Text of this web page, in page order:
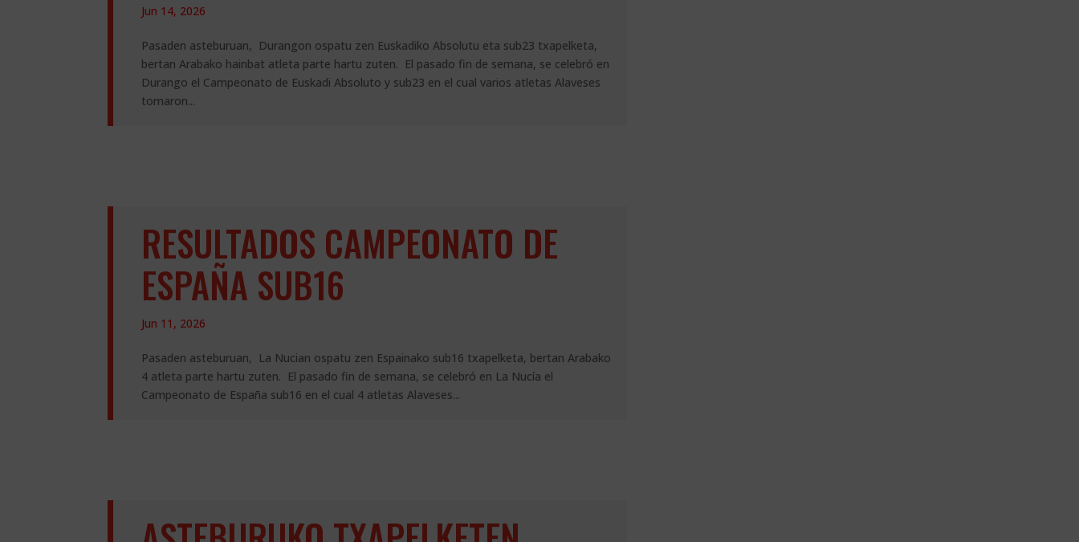
Jun 14, 2026
Pasaden asteburuan, Durangon ospatu zen Euskadiko Absolutu eta sub23 txapelketa,
bertan Arabako hainbat atleta parte hartu zuten. El pasado fin de semana, se celebró en
Durango el Campeonato de Euskadi Absoluto y sub23 en el cual varios atletas Alaveses
tomaron...
RESULTADOS CAMPEONATO DE
ESPAÑA SUB16
Jun 11, 2026
Pasaden asteburuan, La Nucian ospatu zen Espainako sub16 txapelketa, bertan Arabako
4 atleta parte hartu zuten. El pasado fin de semana, se celebró en La Nucía el
Campeonato de España sub16 en el cual 4 atletas Alaveses...